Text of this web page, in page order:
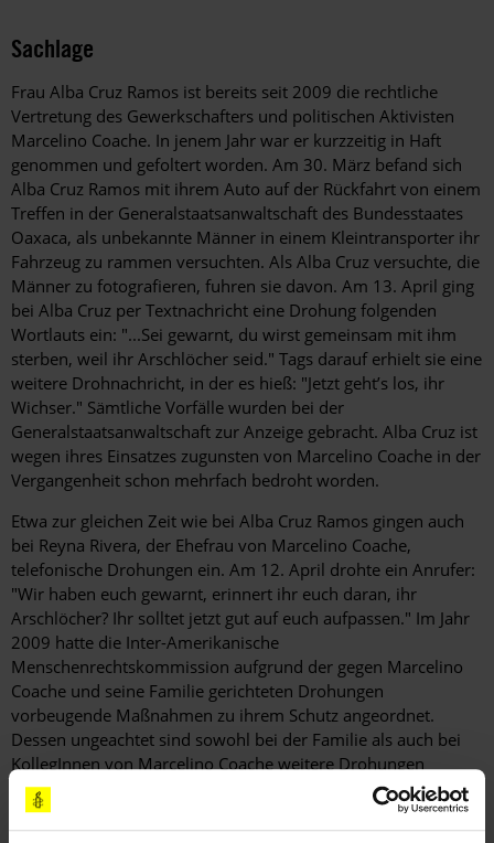
Sachlage
Frau Alba Cruz Ramos ist bereits seit 2009 die rechtliche
Vertretung des Gewerkschafters und politischen Aktivisten
Marcelino Coache. In jenem Jahr war er kurzzeitig in Haft
genommen und gefoltert worden. Am 30. März befand sich
Alba Cruz Ramos mit ihrem Auto auf der Rückfahrt von einem
Treffen in der Generalstaatsanwaltschaft des Bundesstaates
Oaxaca, als unbekannte Männer in einem Kleintransporter ihr
Fahrzeug zu rammen versuchten. Als Alba Cruz versuchte, die
Männer zu fotografieren, fuhren sie davon. Am 13. April ging
bei Alba Cruz per Textnachricht eine Drohung folgenden
Wortlauts ein: "...Sei gewarnt, du wirst gemeinsam mit ihm
sterben, weil ihr Arschlöcher seid." Tags darauf erhielt sie eine
weitere Drohnachricht, in der es hieß: "Jetzt geht’s los, ihr
Wichser." Sämtliche Vorfälle wurden bei der
Generalstaatsanwaltschaft zur Anzeige gebracht. Alba Cruz ist
wegen ihres Einsatzes zugunsten von Marcelino Coache in der
Vergangenheit schon mehrfach bedroht worden.
Etwa zur gleichen Zeit wie bei Alba Cruz Ramos gingen auch
bei Reyna Rivera, der Ehefrau von Marcelino Coache,
telefonische Drohungen ein. Am 12. April drohte ein Anrufer:
"Wir haben euch gewarnt, erinnert ihr euch daran, ihr
Arschlöcher? Ihr solltet jetzt gut auf euch aufpassen." Im Jahr
2009 hatte die Inter-Amerikanische
Menschenrechtskommission aufgrund der gegen Marcelino
Coache und seine Familie gerichteten Drohungen
vorbeugende Maßnahmen zu ihrem Schutz angeordnet.
Dessen ungeachtet sind sowohl bei der Familie als auch bei
KollegInnen von Marcelino Coache weitere Drohungen
eingegangen.
Am 14. April wurde mit Wilfrido Mayrén Peláez, bekannt auch